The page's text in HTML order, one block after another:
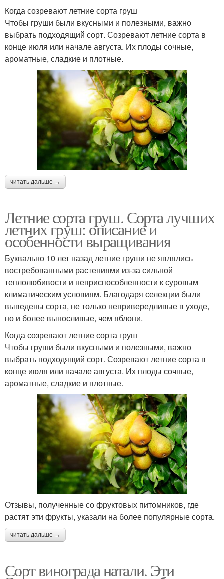
Когда созревают летние сорта груш
Чтобы груши были вкусными и полезными, важно
выбрать подходящий сорт. Созревают летние сорта в
конце июля или начале августа. Их плоды сочные,
ароматные, сладкие и плотные.
читать дальше →
Летние сорта груш. Сорта лучших
летних груш: описание и
особенности выращивания
Буквально 10 лет назад летние груши не являлись
востребованными растениями из-за сильной
теплолюбивости и неприспособленности к суровым
климатическим условиям. Благодаря селекции были
выведены сорта, не только непривередливые в уходе,
но и более выносливые, чем яблони.
Когда созревают летние сорта груш
Чтобы груши были вкусными и полезными, важно
выбрать подходящий сорт. Созревают летние сорта в
конце июля или начале августа. Их плоды сочные,
ароматные, сладкие и плотные.
Отзывы, полученные со фруктовых питомников, где
растят эти фрукты, указали на более популярные сорта.
читать дальше →
Сорт винограда натали. Эти